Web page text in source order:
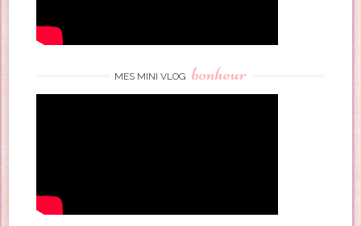
MES MINI VLOG bonheur